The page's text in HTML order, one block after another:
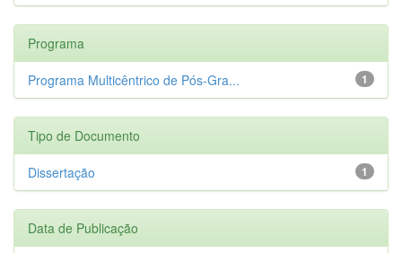
Programa
1
Programa Multicêntrico de Pós-Gra...
Tipo de Documento
1
Dissertação
Data de Publicação